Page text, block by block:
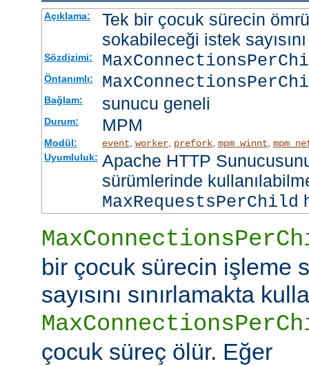
Açıklama:
Tek bir çocuk sürecin
sokabileceği istek
Sözdizimi:
Öntanımlı:
Bağlam: sunucu geneli
Durum: MPM
Modül: event worker, prefork, mpm_winnt
Uyumluluk: Apache HTTP
sürümlerinde
MaxRequestsPerChild
bir çocuk sürecin işleme
sayısını sınırlamakta
çocuk süreç ölür. Eğer